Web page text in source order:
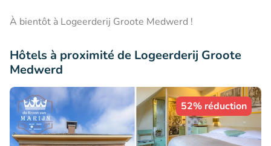
À bientôt à Logeerderij Groote Medwerd !
Hôtels à proximité de Logeerderij Groote
Medwerd
52% réduction